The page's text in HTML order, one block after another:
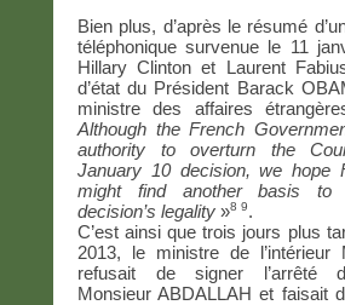
Bien plus, d’après le résumé
téléphonique survenue le 11
Hillary Clinton et Laurent
d’état du Président Barack
ministre des affaires
Although the French
authority to overturn the
January 10 decision, we hope
might find another basis to
decision’s legality »8 9.
C’est ainsi que trois jours plus
2013, le ministre de l’intérieur
refusait de signer l’arrêté
Monsieur ABDALLAH et faisait